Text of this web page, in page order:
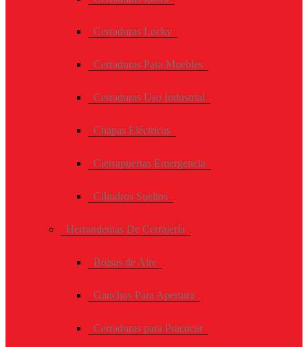
Cerraduras Locky
Cerraduras Para Muebles
Cerraduras Uso Industrial
Chapas Eléctricas
Cierrapuertas Emergencia
Cilindros Sueltos
Herramientas De Cerrajería
Bolsas de Aire
Ganchos Para Apertura
Cerraduras para Practicar